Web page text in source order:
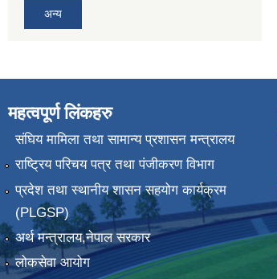
अन्य
महत्वपूर्ण लिंकहरु
संघिय मामिला तथा सामान्य प्रशासन मन्त्रालय
राष्ट्रिय परिचय पत्र तथा पंजीकरण विभाग
प्रदेश तथा स्थानीय शासन सहयोग कार्यक्रम
(PLGSP)
अर्थ मन्त्रालय,नेपाल सरकार
लोकसेवा आयोग